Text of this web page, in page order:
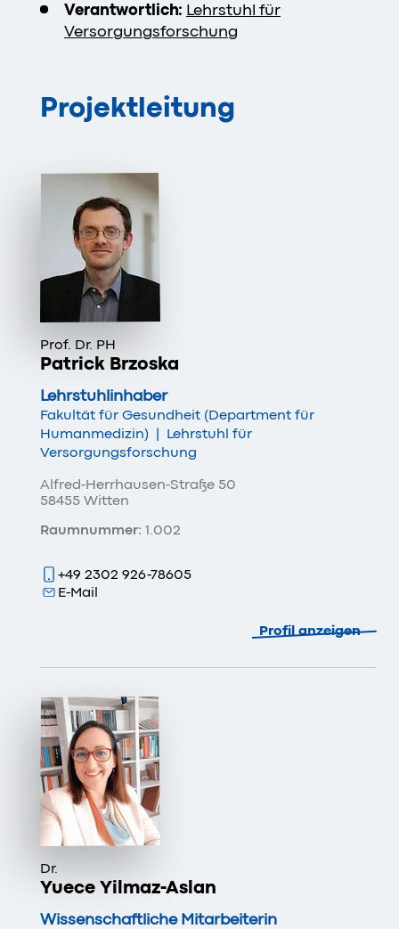
Verantwortlich: Lehrstuhl für
Versorgungsforschung
Projektleitung
Prof. Dr. PH
Patrick Brzoska
Lehrstuhlinhaber
Fakultät für Gesundheit (Department für
Humanmedizin) | Lehrstuhl für
Versorgungsforschung
+49 2302 926-78605
E-Mail
Alfred-Herrhausen-Straße 50
58455 Witten
Raumnummer: 1.002
Profil anzeigen
Dr.
Yuece Yilmaz-Aslan
Wissenschaftliche Mitarbeiterin